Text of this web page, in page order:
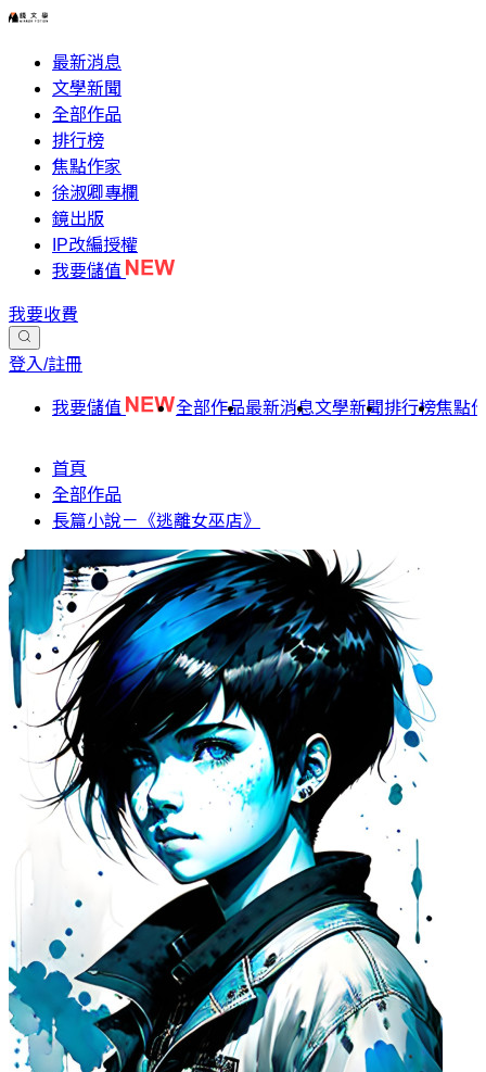
最新消息
文學新聞
全部作品
排行榜
焦點作家
徐淑卿專欄
鏡出版
IP改編授權
我要儲值
我要收費
登入/註冊
我要儲值 全部作品最新消息文學新聞排行榜焦點
首頁
全部作品
長篇小說－《逃離女巫店》